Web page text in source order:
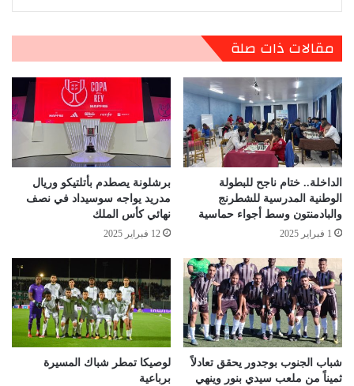
مقالات ذات صلة
الداخلة.. ختام ناجح للبطولة
الوطنية المدرسية للشطرنج
والبادمنتون وسط أجواء حماسية
1 فبراير 2025
برشلونة يصطدم بأتلتيكو وريال
مدريد يواجه سوسيداد في نصف
نهائي كأس الملك
12 فبراير 2025
شباب الجنوب بوجدور يحقق تعادلاً
ثميناً من ملعب سيدي بنور وينهي
لوصيكا تمطر شباك المسيرة
برباعية